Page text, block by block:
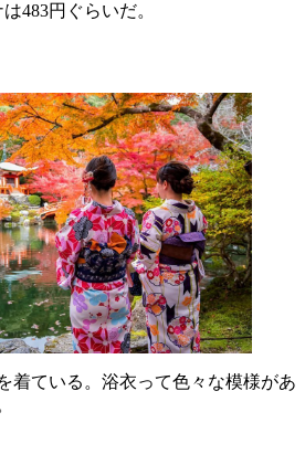
483円ぐらいだ。
着ている。浴衣って色々な模様があ